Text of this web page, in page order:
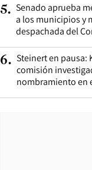
5. Senado aprueba
a los municipios y
despachada del
6. Steinert en pausa:
comisión
nombramiento en